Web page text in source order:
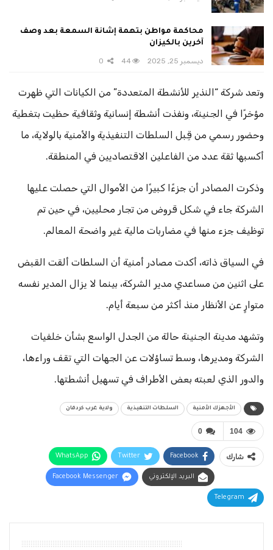
محاكمة مواطن بتهمة إشانة السمعة بعد وصف
آخرين بالكيزان
ديسمبر 25, 2025 44
وتعد شركة “النذير للأنشطة المتعددة” من الكيانات التي ظهرت
مؤخرًا في الجنينة، ونفذت أنشطة إنسانية وثقافية حظيت بتغطية
وحضور رسمي من قِبل السلطات التنفيذية والأمنية بالولاية، ما
أكسبها ثقة عدد من الفاعلين الاقتصاديين في المنطقة.
وذكرت المصادر أن جزءًا كبيرًا من الأموال التي حصلت عليها
الشركة جاء في شكل قروض من تجار محليين، في حين تم
توظيف جزء منها في مضاربات مالية غير واضحة المعالم.
في السياق ذاته، أكدت مصادر أمنية أن السلطات ألقت القبض
على اثنين من مساعدي مدير الشركة، بينما لا يزال المدير نفسه
متوارٍ عن الأنظار منذ أكثر من سبعة أيام.
وتشهد مدينة الجنينة حالة من الجدل الواسع بشأن خلفيات
الشركة ومديرها، وسط تساؤلات عن الجهات التي تقف وراءها،
والدور الذي لعبته بعض الأطراف في تسهيل أنشطتها.
الأجهزك الأمنية السلطات التنفيذية ولاية غرب كردفان
0 104
شارك Facebook
Twitter
WhatsApp
البريد الإلكتروني Facebook Messenger
Telegram